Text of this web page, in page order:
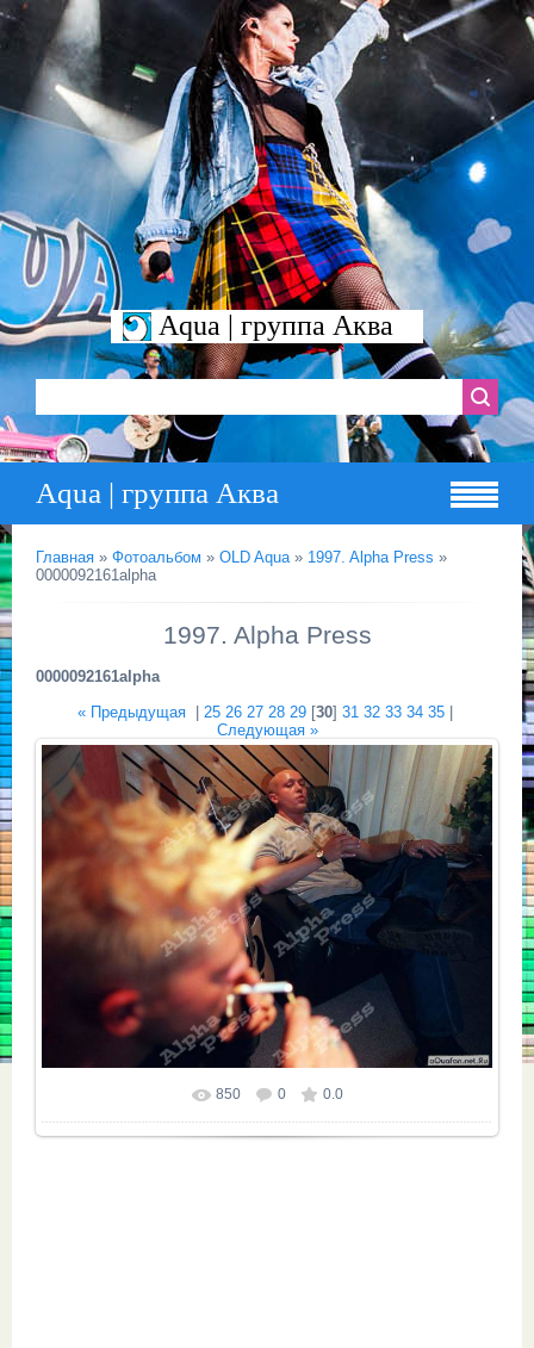
Aqua | группа Аква
Aqua | группа Аква
Главная » Фотоальбом » OLD Aqua» 1997. Alpha Press »
0000092161alpha
1997. Alpha Press
0000092161alpha
« Предыдущая| 25 26 27 28 29[30] 31 32 33 34 35|
Следующая »
Размер фотографии: 1000x717
850 0 0.0